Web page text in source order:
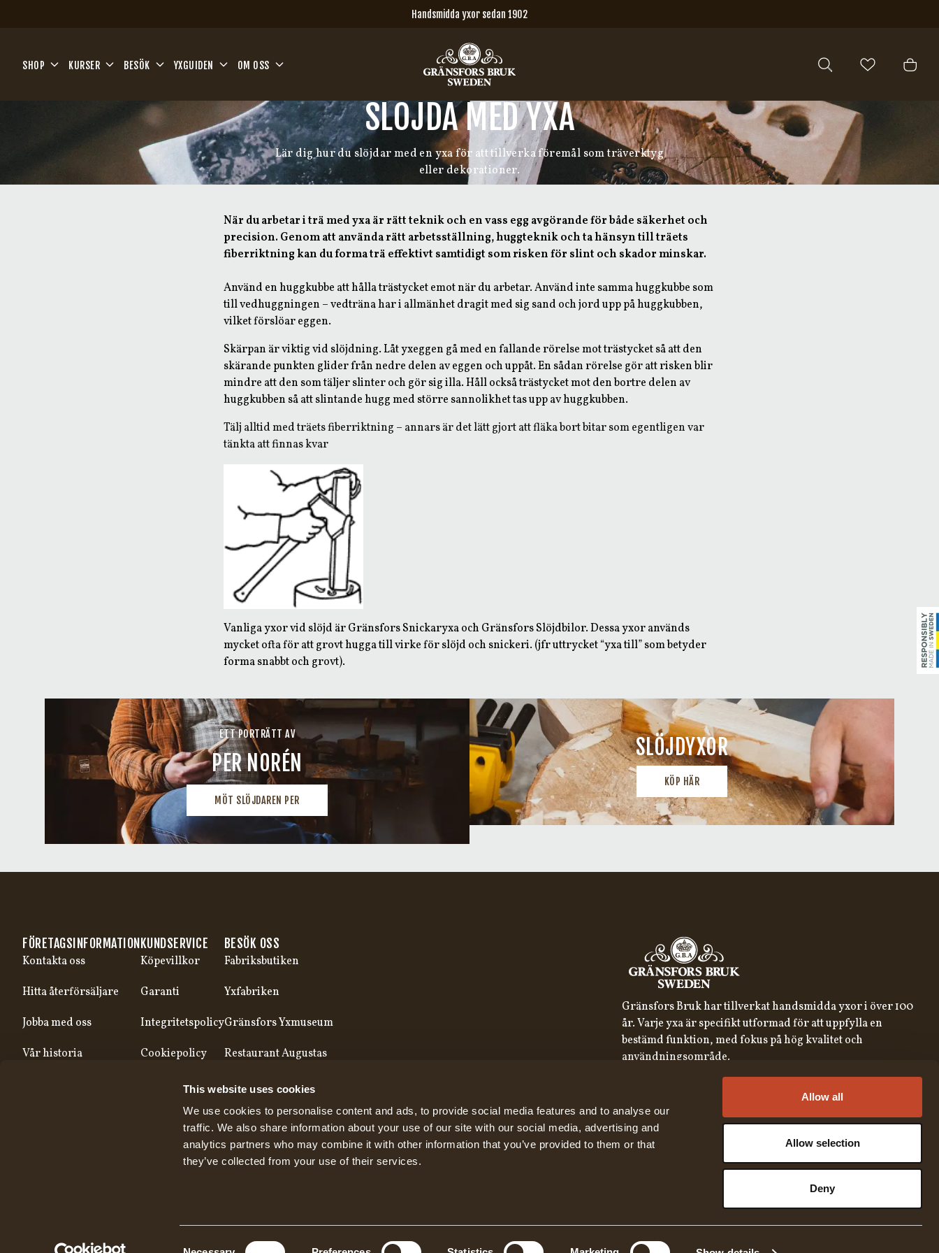
This website uses cookies
We use cookies to personalise content and ads, to provide social media features and to analyse our
traffic. We also share information about your use of our site with our social media, advertising and
analytics partners who may combine it with other information that you’ve provided to them or that
they’ve collected from your use of their services.
Allow all
Allow selection
Deny
Handsmidda yxor sedan 1902
SHOP KURSER BESÖK YXGUIDEN OM OSS
SLÖJDA MED YXA
Lär dig hur du slöjdar med en yxa för att tillverka föremål som träverktyg
eller dekorationer.
När du arbetar i trä med yxa är rätt teknik och en vass egg avgörande för både säkerhet och
precision. Genom att använda rätt arbetsställning, huggteknik och ta hänsyn till träets
fiberriktning kan du forma trä effektivt samtidigt som risken för slint och skador minskar.
Använd en huggkubbe att hålla trästycket emot när du arbetar. Använd inte samma huggkubbe som
till vedhuggningen – vedträna har i allmänhet dragit med sig sand och jord upp på huggkubben,
vilket förslöar eggen.
Skärpan är viktig vid slöjdning. Låt yxeggen gå med en fallande rörelse mot trästycket så att den
skärande punkten glider från nedre delen av eggen och uppåt. En sådan rörelse gör att risken blir
mindre att den som täljer slinter och gör sig illa. Håll också trästycket mot den bortre delen av
huggkubben så att slintande hugg med större sannolikhet tas upp av huggkubben.
Tälj alltid med träets fiberriktning – annars är det lätt gjort att fläka bort bitar som egentligen var
tänkta att finnas kvar
Vanliga yxor vid slöjd är Gränsfors Snickaryxa och Gränsfors Slöjdbilor. Dessa yxor används
mycket ofta för att grovt hugga till virke för slöjd och snickeri. (jfr uttrycket “yxa till” som betyder
forma snabbt och grovt).
ETT PORTRÄTT AV
PER NORÉN
MÖT SLÖJDAREN PER
SLÖJDYXOR
KÖP HÄR
FÖRETAGSINFORMATION
Kontakta oss
Hitta återförsäljare
Jobba med oss
Vår historia
KUNDSERVICE
Köpevillkor
Garanti
Integritetspolicy
Cookiepolicy
BESÖK OSS
Fabriksbutiken
Yxfabriken
Gränsfors Yxmuseum
Restaurant Augustas
Gränsfors Bruk har tillverkat handsmidda yxor i över 100
år. Varje yxa är specifikt utformad för att uppfylla en
bestämd funktion, med fokus på hög kvalitet och
användningsområde.
ANMÄL DIG TILL VÅRT NYHETSBREV
REGISTRERA
Genom att anmäla dig till vårt nyhetsbrev samtycker du till
vårintegritetspolicy
United States
Austria
Canada
Croatia
Czech Republic